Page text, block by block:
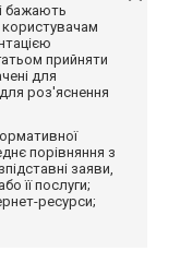
бажають
прийняти
для
роз'яснення
порівняння з
заяви,
її послуги;
ресурси;